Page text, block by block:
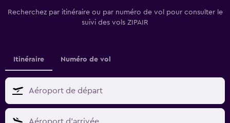
Recherchez par itinéraire ou par numéro de vol pour consulter le
suivi des vols ZIPAIR
Itinéraire Numéro de vol